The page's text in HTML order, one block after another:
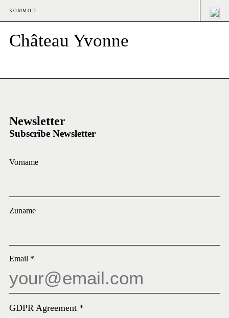
KOMMOD
Château Yvonne
Newsletter
Subscribe Newsletter
Vorname
Zuname
Email *
GDPR Agreement *